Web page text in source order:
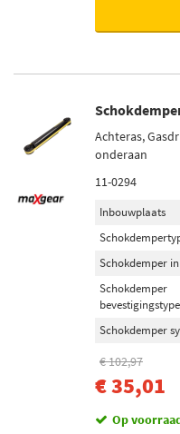
Achteras,
onderaan
11-0294
Inbouwplaats
Schokdemper
Schokdemper
bevestigingstype
Schokdemper
€ 102,97
€ 35,01
Op